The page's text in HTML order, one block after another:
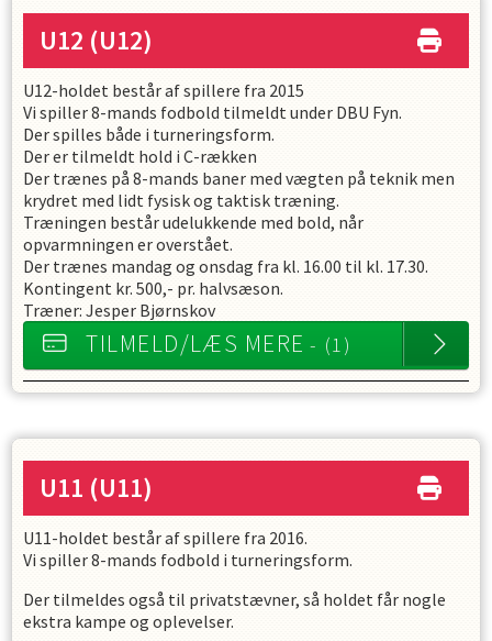
U12 (U12)
U12-holdet består af spillere fra 2015
Vi spiller 8-mands fodbold tilmeldt under DBU Fyn.
Der spilles både i turneringsform.
Der er tilmeldt hold i C-rækken
Der trænes på 8-mands baner med vægten på teknik men
krydret med lidt fysisk og taktisk træning.
Træningen består udelukkende med bold, når
opvarmningen er overstået.
Der trænes mandag og onsdag fra kl. 16.00 til kl. 17.30.
Kontingent kr. 500,- pr. halvsæson.
Træner: Jesper Bjørnskov
TILMELD/LÆS MERE - (1)
U11 (U11)
U11-holdet består af spillere fra 2016.
Vi spiller 8-mands fodbold i turneringsform.
Der tilmeldes også til privatstævner, så holdet får nogle
ekstra kampe og oplevelser.